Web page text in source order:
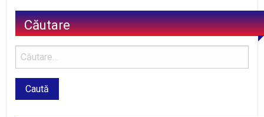
Căutare